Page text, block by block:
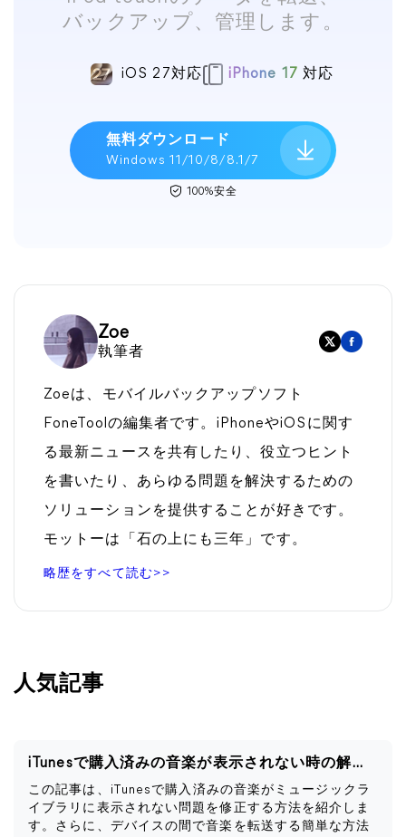
バックアップ、管理します。
iOS 27対応 iPhone 17 対応
無料ダウンロード
Windows 11/10/8/8.1/7
100%安全
Zoe
執筆者
Zoeは、モバイルバックアップソフト
FoneToolの編集者です。iPhoneやiOSに関す
る最新ニュースを共有したり、役立つヒント
を書いたり、あらゆる問題を解決するための
ソリューションを提供することが好きです。
モットーは「石の上にも三年」です。
略歴をすべて読む>>
人気記事
iTunesで購入済みの音楽が表示されない時の解決策
この記事は、iTunesで購入済みの音楽がミュージックラ
イブラリに表示されない問題を修正する方法を紹介しま
す。さらに、デバイスの間で音楽を転送する簡単な方法